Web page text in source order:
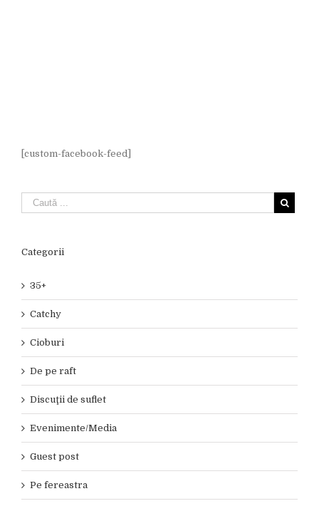
[custom-facebook-feed]
Categorii
35+
Catchy
Cioburi
De pe raft
Discuţii de suflet
Evenimente/Media
Guest post
Pe fereastra